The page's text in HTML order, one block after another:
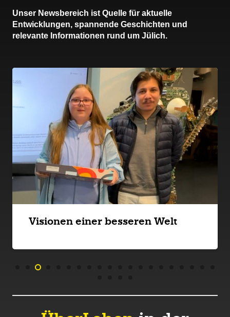
Unser Newsbereich ist Quelle für aktuelle
Entwicklungen, spannende Geschichten und
relevante Informationen rund um Jülich.
Visionen einer besseren Welt